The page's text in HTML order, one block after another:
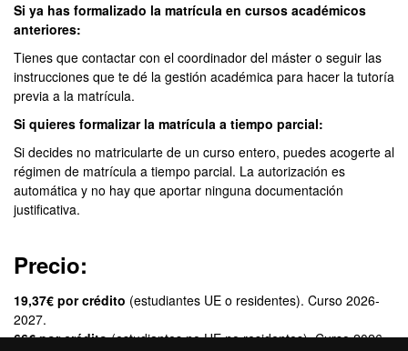
Si ya has formalizado la matrícula en cursos académicos
anteriores:
Tienes que contactar con el coordinador del máster o seguir las
instrucciones que te dé la gestión académica para hacer la tutoría
previa a la matrícula.
Si quieres formalizar la matrícula a tiempo parcial:
Si decides no matricularte de un curso entero, puedes acogerte al
régimen de matrícula a tiempo parcial. La autorización es
automática y no hay que aportar ninguna documentación
justificativa.
Precio:
19,37€ por crédito (estudiantes UE o residentes). Curso 2026-
2027.
66€ por crédito(estudiantes no UE no residentes). Curso 2026-